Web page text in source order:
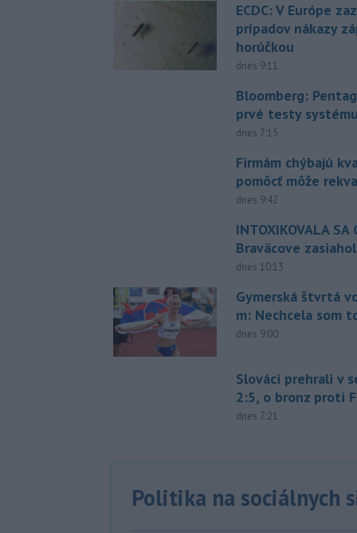
ECDC: V Európe
prípadov nákazy
horúčkou
dnes 9:11
Bloomberg:
prvé testy
dnes 7:15
Firmám chýbajú
pomôcť môže
dnes 9:42
INTOXIKOVALA SA
Braväcove
dnes 10:13
Gymerská štvrtá
m: Nechcela som
dnes 9:00
Slováci prehrali v
2:5, o bronz proti
dnes 7:21
Politika na sociálnych